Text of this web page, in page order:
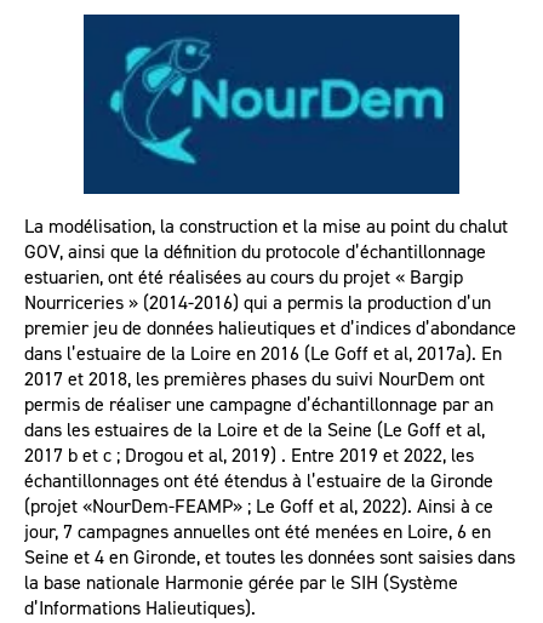
La modélisation, la construction et la mise au point du chalut
GOV, ainsi que la définition du protocole d’échantillonnage
estuarien, ont été réalisées au cours du projet « Bargip
Nourriceries » (2014-2016) qui a permis la production d’un
premier jeu de données halieutiques et d’indices d’abondance
dans l’estuaire de la Loire en 2016 (Le Goff et al, 2017a). En
2017 et 2018, les premières phases du suivi NourDem ont
permis de réaliser une campagne d’échantillonnage par an
dans les estuaires de la Loire et de la Seine (Le Goff et al,
2017 b et c ; Drogou et al, 2019) . Entre 2019 et 2022, les
échantillonnages ont été étendus à l’estuaire de la Gironde
(projet «NourDem-FEAMP» ; Le Goff et al, 2022). Ainsi à ce
jour, 7 campagnes annuelles ont été menées en Loire, 6 en
Seine et 4 en Gironde, et toutes les données sont saisies dans
la base nationale Harmonie gérée par le SIH (Système
d’Informations Halieutiques).